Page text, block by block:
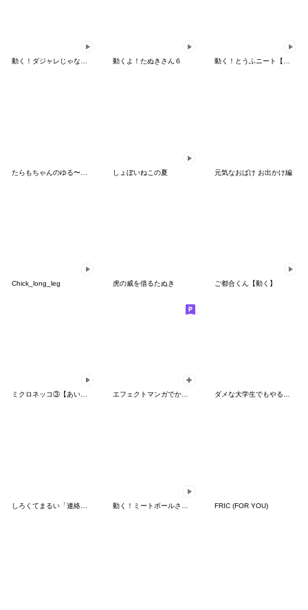
動く！ダジャレじゃないじゃない・タケノコ 動くよ！たぬきさん６ 動く！とうふニート【ミニ】
しょぼいねこの夏 元気なおばけ お出かけ編
Chick_long_leg 虎の威を借るたぬき ご都合くん【動く】
ミクロネッコ③【あいさつ】 エフェクトマンガでか文字【夏】 ダメな大学生でもやる気のないベンゼン2
FRIC (FOR YOU)